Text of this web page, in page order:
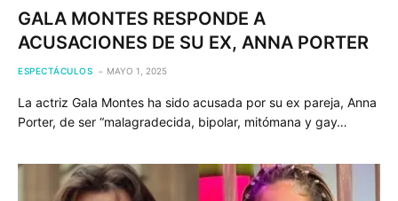
GALA MONTES RESPONDE A
ACUSACIONES DE SU EX, ANNA PORTER
ESPECTÁCULOS MAYO 1, 2025
La actriz Gala Montes ha sido acusada por su ex pareja, Anna
Porter, de ser “malagradecida, bipolar, mitómana y gay…